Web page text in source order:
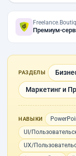
Премиум-
РАЗДЕЛЫ
Маркетинг и
НАВЫКИ
UI/
UX/